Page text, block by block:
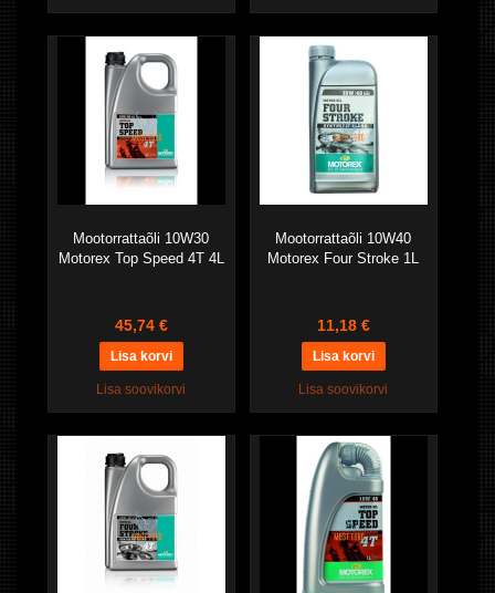
Mootorrattaõli 10W30
Motorex Top Speed 4T 4L
45,74 €
Lisa soovikorvi
Mootorrattaõli 10W40
Motorex Four Stroke 1L
11,18 €
Lisa soovikorvi